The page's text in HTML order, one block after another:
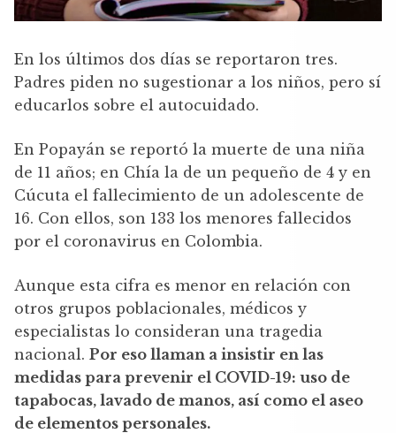
En los últimos dos días se reportaron tres.
Padres piden no sugestionar a los niños, pero sí
educarlos sobre el autocuidado.
En Popayán se reportó la muerte de una niña
de 11 años; en Chía la de un pequeño de 4 y en
Cúcuta el fallecimiento de un adolescente de
16. Con ellos, son 133 los menores fallecidos
por el coronavirus en Colombia.
Aunque esta cifra es menor en relación con
otros grupos poblacionales, médicos y
especialistas lo consideran una tragedia
nacional. Por eso llaman a insistir en las
medidas para prevenir el COVID-19: uso de
tapabocas, lavado de manos, así como el aseo
de elementos personales.